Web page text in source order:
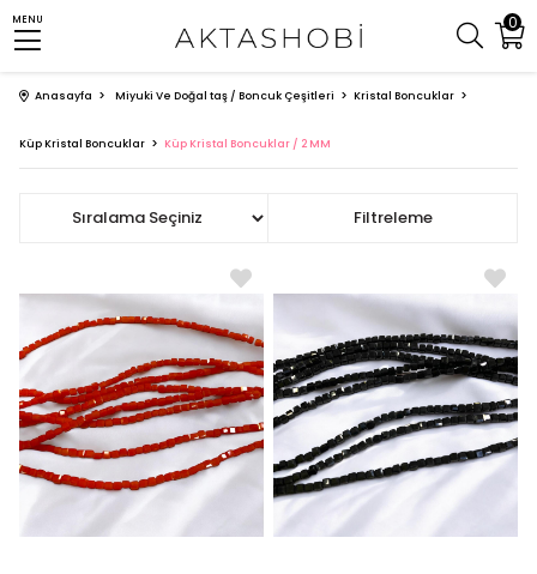
0
MENU
Anasayfa Miyuki Ve Doğal taş / Boncuk Çeşitleri Kristal Boncuklar
Küp Kristal Boncuklar Küp Kristal Boncuklar / 2 MM
Filtreleme
Sıralama